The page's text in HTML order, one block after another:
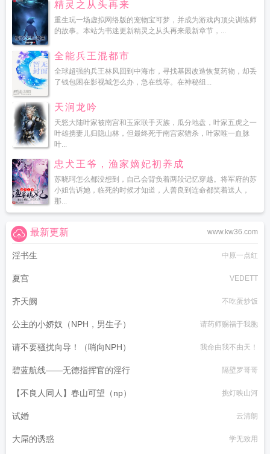
精灵之从头再来
重生玩一场虚拟网络版的宠物宝可梦，并成为游戏内顶尖训练师
的故事。本站为书迷更新精灵之从头再来最新章节，...
全能兵王混都市
全球超强的兵王林风回到中海市，寻找基因改造恢复药物，却丢
了钱包困在影视城怎么办，急在线等。在神秘组...
天涧龙吟
天怒大陆叶家被南宫和玉家联手灭族，瓜分地盘，叶家五虎之一
叶雄携妻儿归隐山林，但最终死于南宫家猎杀，叶家唯一血脉
叶...
忠犬王爷，渔家嫡妃初养成
苏晓珂怎么都没想到，自己会背负着两段记忆穿越。将军府的苏
小姐告诉她，临死的时候才知道，人善良到连命都笑着送人，
那...
www.kw36.com
最新更新
淫书生 中原一点红
夏宫 VEDETT
齐天阙 不吃蛋炒饭
公主的小娇奴（NPH，男生子） 请药师赐福于我胞
请不要骚扰向导！（哨向NPH） 我命由我不由天！
碧蓝航线——无德指挥官的淫行 隔壁罗哥哥
【不良人同人】春山可望（np） 挑灯映山河
试婚 云清朗
大屌的诱惑 学无致用